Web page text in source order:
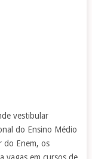
vestibular
do Ensino Médio
do Enem, os